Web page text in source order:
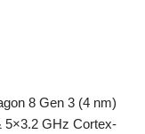
8 Gen 3 (4 nm)
5×3.2 GHz Cortex-